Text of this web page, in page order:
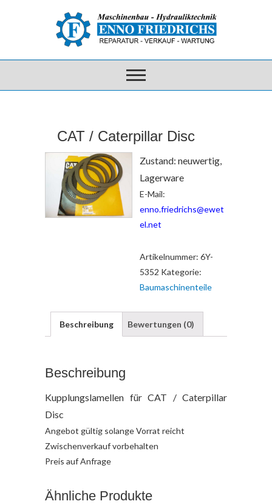
CAT / Caterpillar Disc
Zustand: neuwertig,
Lagerware
E-Mail:
enno.friedrichs@ewet
el.net
Artikelnummer: 6Y-
5352 Kategorie:
Baumaschinenteile
Beschreibung Bewertungen (0)
Beschreibung
Kupplungslamellen für CAT / Caterpillar
Disc
Angebot gültig solange Vorrat reicht
Zwischenverkauf vorbehalten
Preis auf Anfrage
Ähnliche Produkte